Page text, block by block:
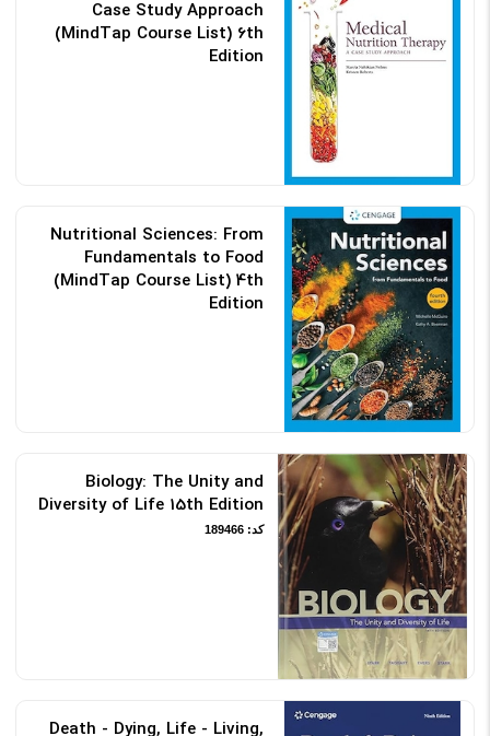
Case Study Approach
(MindTap Course List) 6th
Edition
Nutritional Sciences: From
Fundamentals to Food
(MindTap Course List) 4th
Edition
Biology: The Unity and
Diversity of Life 15th Edition
کد: 189466
Death - Dying, Life - Living,